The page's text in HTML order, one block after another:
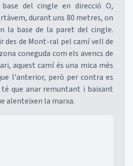
del cingle en direcció O,
durant uns 80 metres, on
la base de la paret del cingle.
des de Mont-ral pel camí vell de
coneguda com els avencs de
aquest camí és una mica més
l'anterior, però per contra es
que anar remuntant i baixant
alenteixen la marxa.